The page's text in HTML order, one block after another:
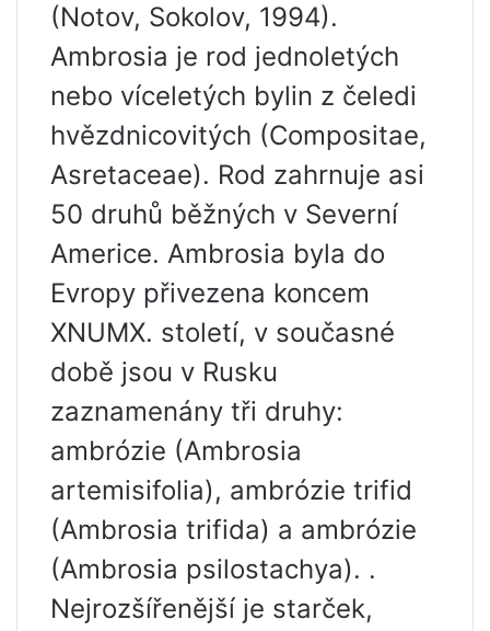
(Notov, Sokolov, 1994).
Ambrosia je rod jednoletých
nebo víceletých bylin z čeledi
hvězdnicovitých (Compositae,
Asretaceae). Rod zahrnuje asi
50 druhů běžných v Severní
Americe. Ambrosia byla do
Evropy přivezena koncem
XNUMX. století, v současné
době jsou v Rusku
zaznamenány tři druhy:
ambrózie (Ambrosia
artemisifolia), ambrózie trifid
(Ambrosia trifida) a ambrózie
(Ambrosia psilostachya). .
Nejrozšířenější je starček,